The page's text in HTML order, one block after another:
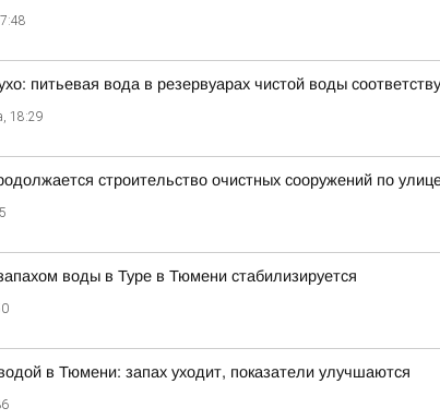
питьевая вода в резервуарах чистой воды
18:29
строительство очистных сооружений по
воды в Туре в Тюмени стабилизируется
в Тюмени: запах уходит, показатели улучшаются